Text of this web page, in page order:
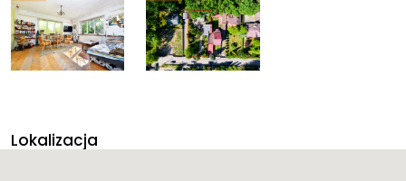
Lokalizacja